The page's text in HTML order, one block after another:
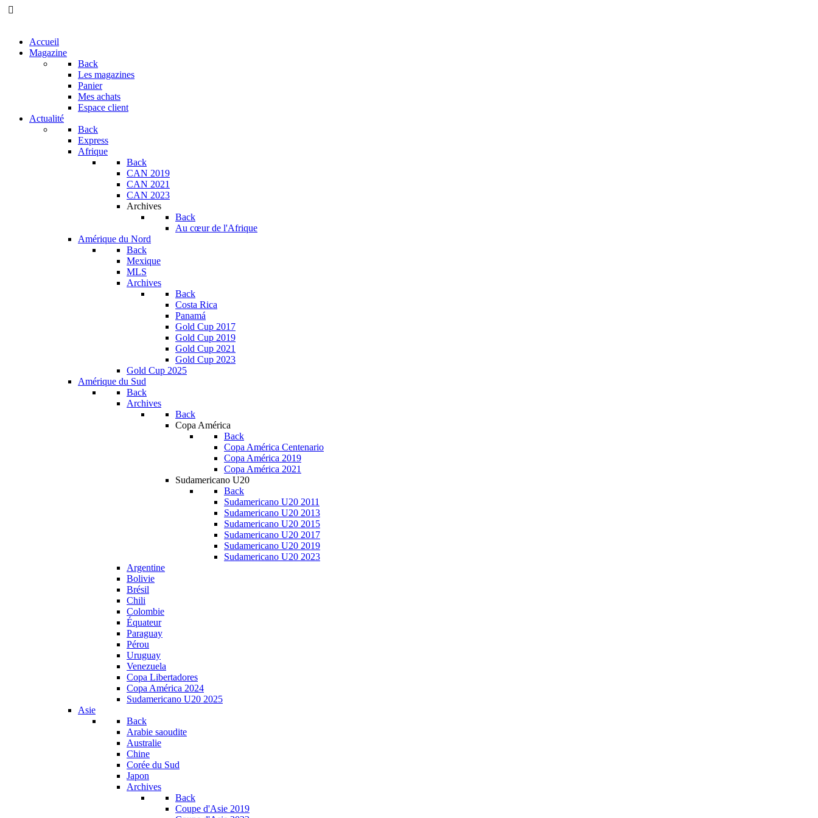
Accueil
Magazine
Back
Les magazines
Panier
Mes achats
Espace client
Actualité
Back
Express
Afrique
Back
CAN 2019
CAN 2021
CAN 2023
Archives
Back
Au cœur de l'Afrique
Amérique du Nord
Back
Mexique
MLS
Archives
Back
Costa Rica
Panamá
Gold Cup 2017
Gold Cup 2019
Gold Cup 2021
Gold Cup 2023
Gold Cup 2025
Amérique du Sud
Back
Archives
Back
Copa América
Back
Copa América Centenario
Copa América 2019
Copa América 2021
Sudamericano U20
Back
Sudamericano U20 2011
Sudamericano U20 2013
Sudamericano U20 2015
Sudamericano U20 2017
Sudamericano U20 2019
Sudamericano U20 2023
Argentine
Bolivie
Brésil
Chili
Colombie
Équateur
Paraguay
Pérou
Uruguay
Venezuela
Copa Libertadores
Copa América 2024
Sudamericano U20 2025
Asie
Back
Arabie saoudite
Australie
Chine
Corée du Sud
Japon
Archives
Back
Coupe d'Asie 2019